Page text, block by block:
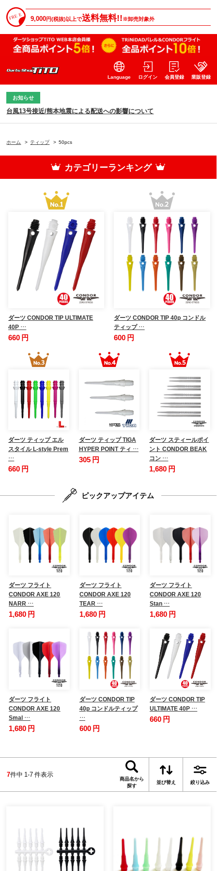
9,000円(税抜)以上で送料無料!!※卸売対象外
Language ログイン 会員登録 業販登録
お知らせ
台風13号接近/熊本地震による配送への影響について
ホーム > ティップ > 50pcs
カテゴリーランキング
ダーツ CONDOR TIP ULTIMATE
40P …
660 円
ダーツ CONDOR TIP 40p コンドル
ティップ …
600 円
ダーツ ティップ エル
スタイル L-style Prem
…
660 円
ダーツ ティップ TIGA
HYPER POINT ティ …
305 円
ダーツ スティールポイ
ント CONDOR BEAK
コン …
1,680 円
ピックアップアイテム
ダーツ フライト
CONDOR AXE 120
NARR …
1,680 円
ダーツ フライト
CONDOR AXE 120
TEAR …
1,680 円
ダーツ フライト
CONDOR AXE 120
Stan …
1,680 円
ダーツ フライト
CONDOR AXE 120
Smal …
1,680 円
ダーツ CONDOR TIP
40p コンドルティップ
…
600 円
ダーツ CONDOR TIP
ULTIMATE 40P …
660 円
7件中 1-7 件表示
商品名から
探す
並び替え 絞り込み